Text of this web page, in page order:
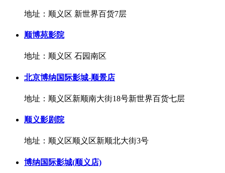
地址：顺义区 新世界百货7层
顺博苑影院
地址：顺义区 石园南区
北京博纳国际影城-顺景店
地址：顺义区新顺南大街18号新世界百货七层
顺义影剧院
地址：顺义区顺义区新顺北大街3号
博纳国际影城(顺义店)